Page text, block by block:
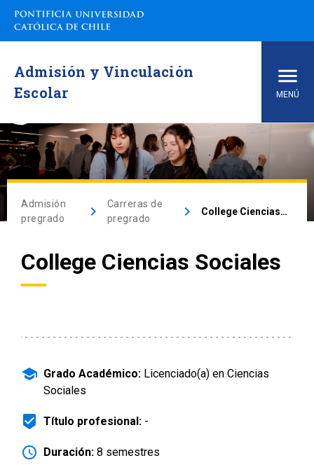
Admisión y Vinculación
Escolar
MENÚ
Inicio
Carreras de pregrado
Vías de Admisión arrow_drop_down
Conoce la UC arrow_drop_down
Información para arrow_drop_down
Admisión Postgrado
Admisión
pregrado
keyboard_arrow_right
Carreras de
pregrado
keyboard_arrow_right College Ciencias Sociales
College Ciencias Sociales
school Grado Académico: Licenciado(a) en Ciencias
Sociales
beenhere Título profesional: -
schedule Duración: 8 semestres